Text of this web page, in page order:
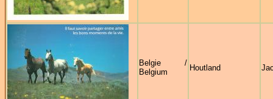
Belgie /
Belgium
Houtland